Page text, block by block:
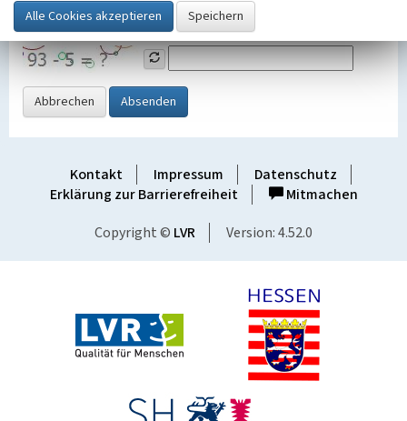
SicherheitsabfrageTragen Sie unten das Rechenergebnis aus der
Grafik ein
Abbrechen Absenden
Kontakt Impressum
Datenschutz
Erklärung zur Barrierefreiheit
Mitmachen
Copyright © LVR Version: 4.52.0